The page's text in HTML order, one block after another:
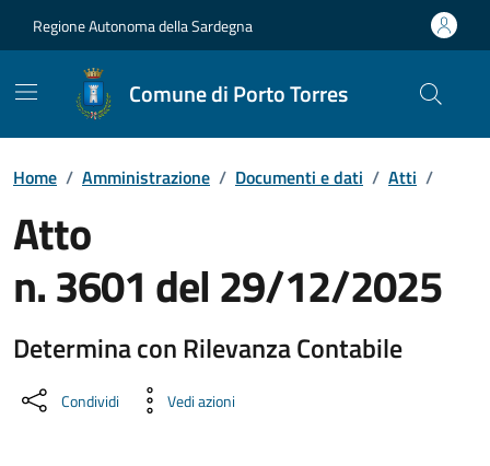
Regione Autonoma della Sardegna
Comune di Porto Torres
Home / Amministrazione / Documenti e dati / Atti /
Atto
n. 3601 del 29/12/2025
Determina con Rilevanza Contabile
Dettaglio del documento
Condividi Vedi azioni